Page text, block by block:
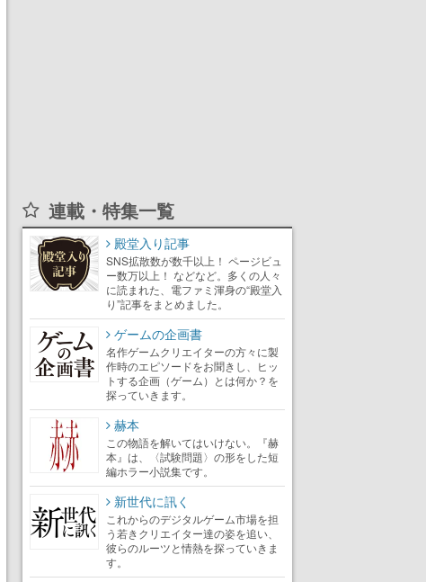
連載・特集一覧
殿堂入り記事
SNS拡散数が数千以上！ ページビュ
ー数万以上！ などなど。多くの人々
に読まれた、電ファミ渾身の“殿堂入
り”記事をまとめました。
ゲームの企画書
名作ゲームクリエイターの方々に製
作時のエピソードをお聞きし、ヒッ
トする企画（ゲーム）とは何か？を
探っていきます。
赫本
この物語を解いてはいけない。『赫
本』は、〈試験問題〉の形をした短
編ホラー小説集です。
新世代に訊く
これからのデジタルゲーム市場を担
う若きクリエイター達の姿を追い、
彼らのルーツと情熱を探っていきま
す。